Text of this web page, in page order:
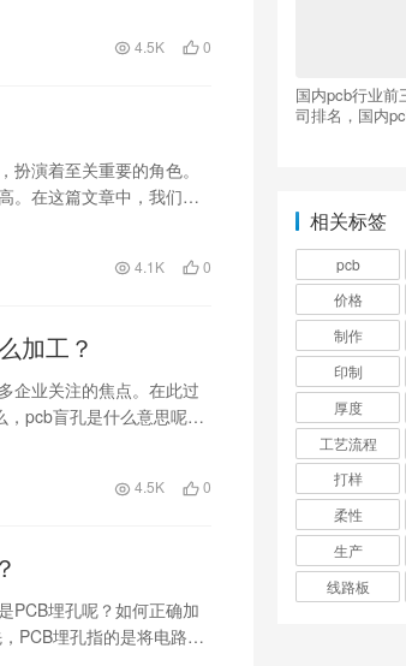
4.5K 0
演着至关重要的角色。
。在这篇文章中，我们将
4.1K 0
加工？
企业关注的焦点。在此过
pcb盲孔是什么意思呢？
4.5K 0
PCB埋孔呢？如何正确加
PCB埋孔指的是将电路板
国内pcb行业前
司排名，国内
相关标签
pcb
价格
制作
印制
厚度
工艺流程
打样
柔性
生产
线路板